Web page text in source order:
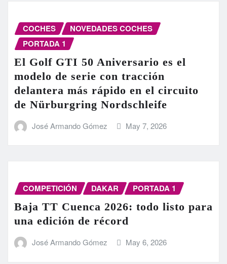
COCHES
NOVEDADES COCHES
PORTADA 1
El Golf GTI 50 Aniversario es el
modelo de serie con tracción
delantera más rápido en el circuito
de Nürburgring Nordschleife
José Armando Gómez May 7, 2026
COMPETICIÓN DAKAR PORTADA 1
Baja TT Cuenca 2026: todo listo para
una edición de récord
José Armando Gómez May 6, 2026